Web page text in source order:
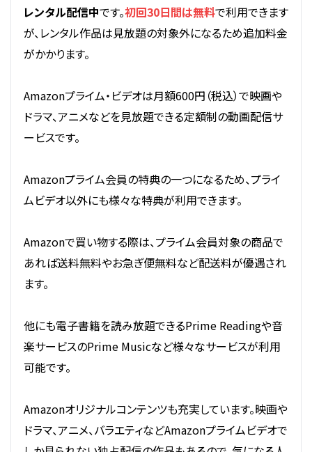
レンタル配信中です。初回30日間は無料で利用できます
が、レンタル作品は見放題の対象外になるため追加料金
がかかります。
Amazonプライム・ビデオは月額600円（税込）で映画や
ドラマ、アニメなどを見放題できる定額制の動画配信サ
ービスです。
Amazonプライム会員の特典の一つになるため、プライ
ムビデオ以外にも様々な特典が利用できます。
Amazonで買い物する際は、プライム会員対象の商品で
あれば送料無料やお急ぎ便無料など配送料が優遇され
ます。
他にも電子書籍を読み放題できるPrime Readingや音
楽サービスのPrime Musicなど様々なサービスが利用
可能です。
Amazonオリジナルコンテンツも充実しています。映画や
ドラマ、アニメ、バラエティなどAmazonプライムビデオで